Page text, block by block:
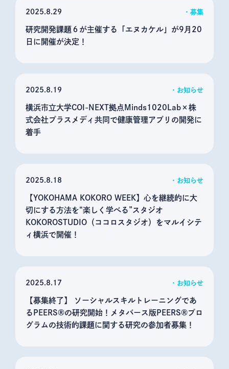
2025 8.29 募集
研究開発課題６が主催する「エヌカケル」が9月20
日に開催が決定！
2025 8.19 お知らせ
横浜市立大学COI-NEXT拠点Minds1020Lab×株
式会社プラスメディ共同で健康管理アプリの開発に
着手
2025 8.18 お知らせ
【YOKOHAMA KOKORO WEEK】心を継続的に大
切にする方法を“楽しく学べる”スタジオ
KOKOROSTUDIO（ココロスタジオ）をマルイシテ
ィ横浜で開催！
2025 8.17 お知らせ
【募集終了】 ソーシャルスキルトレーニングであ
るPEERS®の研究開始！メタバース版PEERS®プロ
グラムの技術的課題に関する研究の参加者募集！